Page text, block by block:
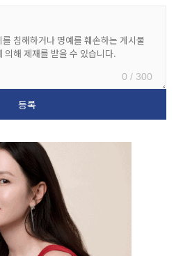
0 / 300